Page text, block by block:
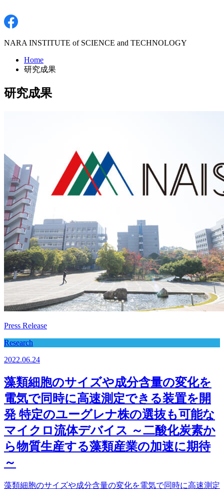
NARA INSTITUTE of SCIENCE and TECHNOLOGY
Home
研究成果
研究成果
Press Release
Research
2022.06.24
藻類細胞のサイズや成分含量の変化を
電気で同時に高速測定できる装置を開
発 特定のユーグレナ株の選抜も可能な
マイクロ流体デバイス ～二酸化炭素か
ら物質生産する藻類産業の加速に期待
～
藻類細胞のサイズや成分含量の変化を電気で同時に高速測定